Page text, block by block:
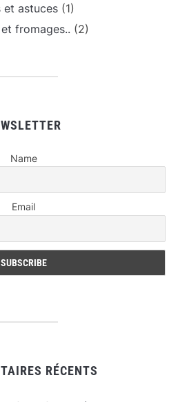
et astuces (1)
fromages.. (2)
Name
Email
RÉCENTS